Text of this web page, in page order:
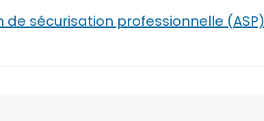
de sécurisation professionnelle (ASP)